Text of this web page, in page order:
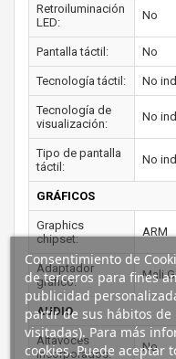
Retroiluminación
LED:
No
Pantalla táctil: No
Tecnología táctil: No
Tecnología de
visualización:
No
Tipo de pantalla
táctil:
No
GRÁFICOS
Graphics
chipset:
ARM
Adaptador
gráfico:
Mali
AUDIO
Altavoces
incorporados:
No
Consentimiento de
de terceros para fines
publicidad
partir de sus hábitos
visitadas). Para más
cookies. Puede aceptar